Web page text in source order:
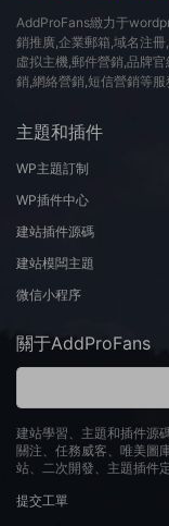
AddProFans緻力于
銷推廣,企業郵箱,域名注
虛拟主機,郵件營銷,品牌
銷,網絡營銷,短信營銷等服
主題和插件
WP主題訂制
WP插件中心
建站插件源碼
建站模闆主題
微信小程序
關于AddProFans
建站學習、主題和插件源
關注、任務威客、唯美圖
站、二次開發、主題插件
提交工單